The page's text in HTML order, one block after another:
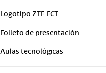
Logotipo ZTF-FCT
Folleto de presentación
Aulas tecnológicas